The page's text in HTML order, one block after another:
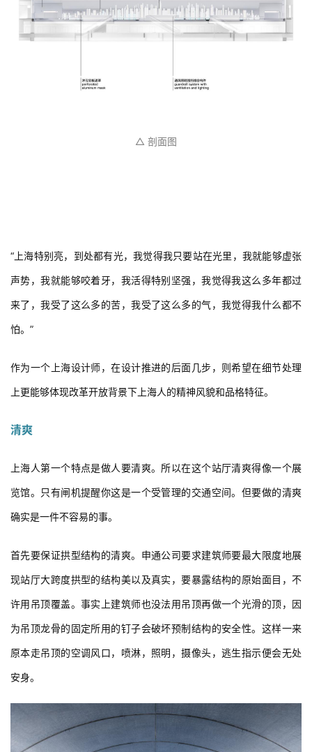
“上海特别亮，到处都有光，我觉得我只要站在光里，我就能够虚张
声势，我就能够咬着牙，我活得特别坚强，我觉得我这么多年都过
来了，我受了这么多的苦，我受了这么多的气，我觉得我什么都不
作为一个上海设计师，在设计推进的后面几步，则希望在细节处理
上海人第一个特点是做人要清爽。所以在这个站厅清爽得像一个展
览馆。只有闸机提醒你这是一个受管理的交通空间。但要做的清爽
首先要保证拱型结构的清爽。申通公司要求建筑师要最大限度地展
现站厅大跨度拱型的结构美以及真实，要暴露结构的原始面目，不
许用吊顶覆盖。事实上建筑师也没法用吊顶再做一个光滑的顶，因
为吊顶龙骨的固定所用的钉子会破坏预制结构的安全性。这样一来
原本走吊顶的空调风口，喷淋，照明，摄像头，逃生指示便会无处
安身。